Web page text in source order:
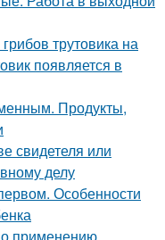
трутовика на
появляется в
Продукты,
свидетеля или
делу
Особенности